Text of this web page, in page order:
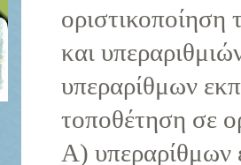
και
υπεραρίθμων
τοποθέτηση σε
Α) υπεραρίθμων